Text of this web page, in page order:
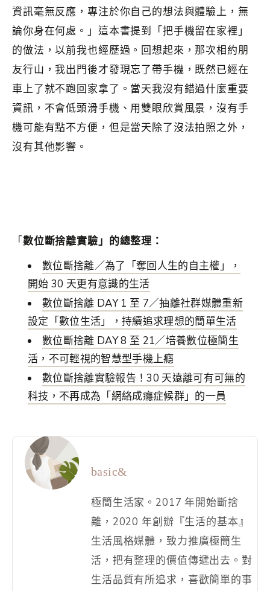
資訊毫無反應，專注於你自己的想法與體驗上，無
論你身在何處。」這本書提到「把手機留在家裡」
的做法，以前我也經歷過。回想起來，那次相約朋
友行山，我出門後才發現忘了帶手機，既然已經在
車上了就不跑回家拿了。當天我沒有錯過什麼重要
資訊，不會低頭滑手機、用雙眼欣賞風景，沒有手
機可能有點不方便，但是當天除了沒法拍照之外，
沒有其他影響。
「數位斷捨離實驗」的總整理：
數位斷捨離／為了「奪回人生的自主權」，
開始 30 天更有意識的生活
數位斷捨離 DAY 1 至 7／抽離社群媒體重新
設定「數位生活」，持續追求理想的簡單生活
數位斷捨離 DAY 8 至 21／培養數位極簡生
活，不可輕視的智慧型手機上癮
數位斷捨離實驗報告！30 天遠離可有可無的
科技，不再成為「網絡成癮症候群」的一員
basic&
極簡生活家。2017 年開始斷捨
離，2020 年創辦『生活的基本』
生活風格媒體，致力推廣極簡生
活，把有整理的價值傳遞出去。對
生活品質有所追求，喜歡簡單的事